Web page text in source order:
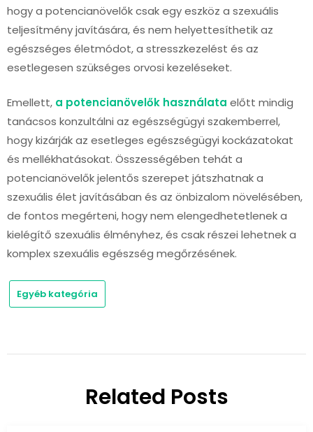
hogy a potencianövelők csak egy eszköz a szexuális
teljesítmény javítására, és nem helyettesíthetik az
egészséges életmódot, a stresszkezelést és az
esetlegesen szükséges orvosi kezeléseket.
Emellett, a potencianövelők használata előtt mindig
tanácsos konzultálni az egészségügyi szakemberrel,
hogy kizárják az esetleges egészségügyi kockázatokat
és mellékhatásokat. Összességében tehát a
potencianövelők jelentős szerepet játszhatnak a
szexuális élet javításában és az önbizalom növelésében,
de fontos megérteni, hogy nem elengedhetetlenek a
kielégítő szexuális élményhez, és csak részei lehetnek a
komplex szexuális egészség megőrzésének.
Egyéb kategória
Related Posts